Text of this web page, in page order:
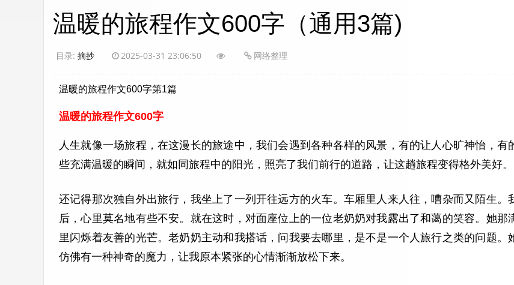
温暖的旅程作文600字（通用3篇)
目录: 摘抄 2025-03-31 23:06:50 网络整理
温暖的旅程作文600字第1篇
温暖的旅程作文600字
人生就像一场旅程，在这漫长的旅途中，我们会遇到各种各样的风景，有的让人心旷神怡，有
些充满温暖的瞬间，就如同旅程中的阳光，照亮了我们前行的道路，让这趟旅程变得格外美好。
还记得那次独自外出旅行，我坐上了一列开往远方的火车。车厢里人来人往，嘈杂而又陌生。
后，心里莫名地有些不安。就在这时，对面座位上的一位老奶奶对我露出了和蔼的笑容。她那
里闪烁着友善的光芒。老奶奶主动和我搭话，问我要去哪里，是不是一个人旅行之类的问题。
仿佛有一种神奇的魔力，让我原本紧张的心情渐渐放松下来。